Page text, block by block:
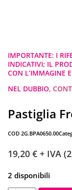
IMPORTANTE: I
INDICATIVI; IL
CON L’IMMAGINE
NEL DUBBIO,
Pastiglia
COD 2G.BPA0650.00
19,20 € + IVA (
2 disponibili